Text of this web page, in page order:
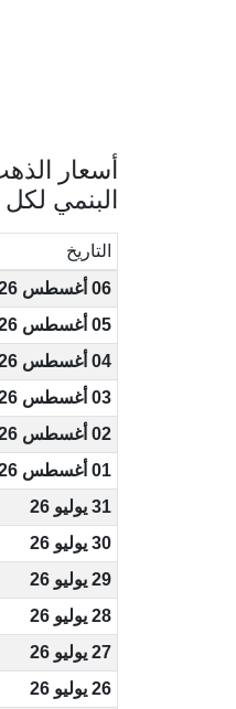
أسعار
البنمي لكل
التاريخ
06 أغسطس 26
05 أغسطس 26
04 أغسطس 26
03 أغسطس 26
02 أغسطس 26
01 أغسطس 26
31 يوليو 26
30 يوليو 26
29 يوليو 26
28 يوليو 26
27 يوليو 26
26 يوليو 26